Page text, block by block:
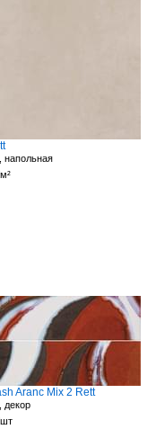
напольная
Aranc Mix 2 Rett
декор